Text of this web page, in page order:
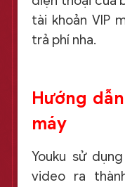
tài khoản VIP
trả phí nha.
Hướng
máy
Youku sử
video ra